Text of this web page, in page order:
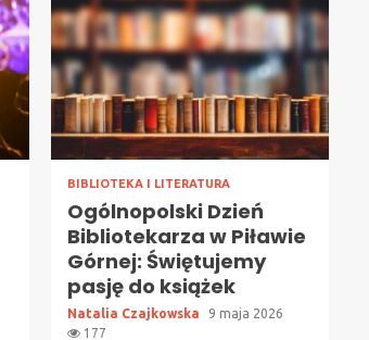
BIBLIOTEKA I LITERATURA
Ogólnopolski Dzień
Bibliotekarza w Piławie
Górnej: Świętujemy
pasję do książek
Natalia Czajkowska
9 maja 2026
177